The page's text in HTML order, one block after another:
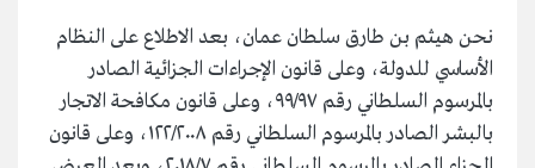
نحن هيثم بن طارق سلطان عمان، بعد الاطلاع على النظام
الأساسي للدولة، وعلى قانون الإجراءات الجزائية الصادر
بالمرسوم السلطاني رقم ٩٩/٩٧، وعلى قانون مكافحة الاتجار
بالبشر الصادر بالمرسوم السلطاني رقم ١٢٢/٢٠٠٨، وعلى قانون